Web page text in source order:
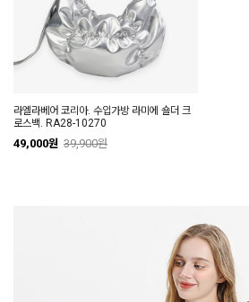
라엘라베어 코리아. 수입가방 라미에 숄더 크
로스백. RA28-10270
49,000원 39,900원